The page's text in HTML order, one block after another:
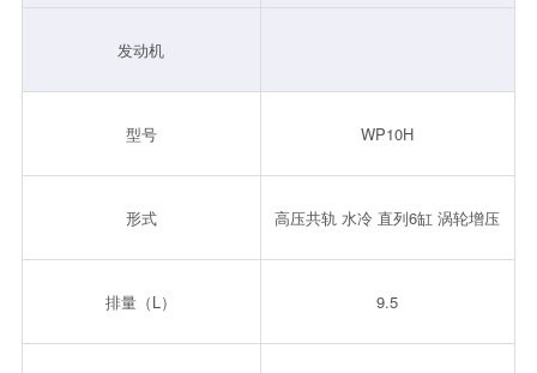
发动机
型号 WP10H
形式 高压共轨 水冷 直列6缸 涡轮增压
排量（L） 9.5